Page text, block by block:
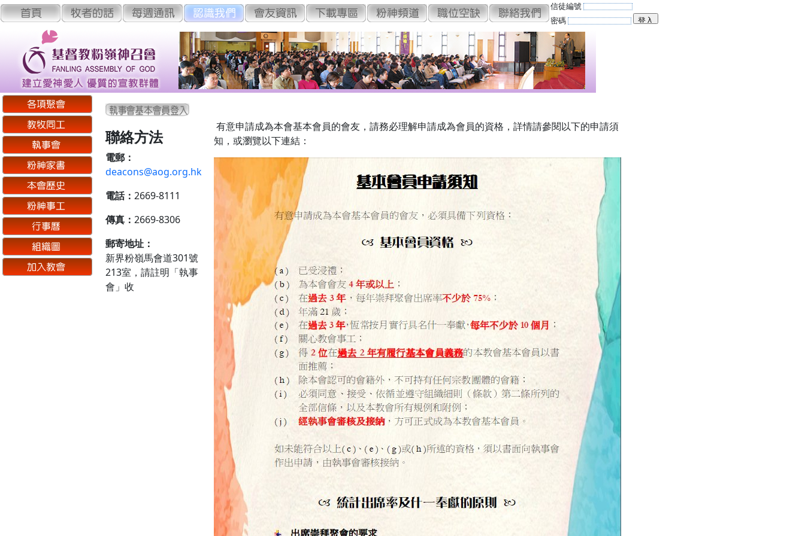
信徒編號
密碼
聯絡方法
電郵：
deacons@aog.org.hk
電話： 2669-8111
傳真： 2669-8306
郵寄地址：
新界粉嶺馬會道301號
213室，請註明「執事
會」收
有意申請成為本會基本會員的會友，請務必理解申請成為會員的資格，詳情請參閱以下的申請須
知，或瀏覽以下連結：